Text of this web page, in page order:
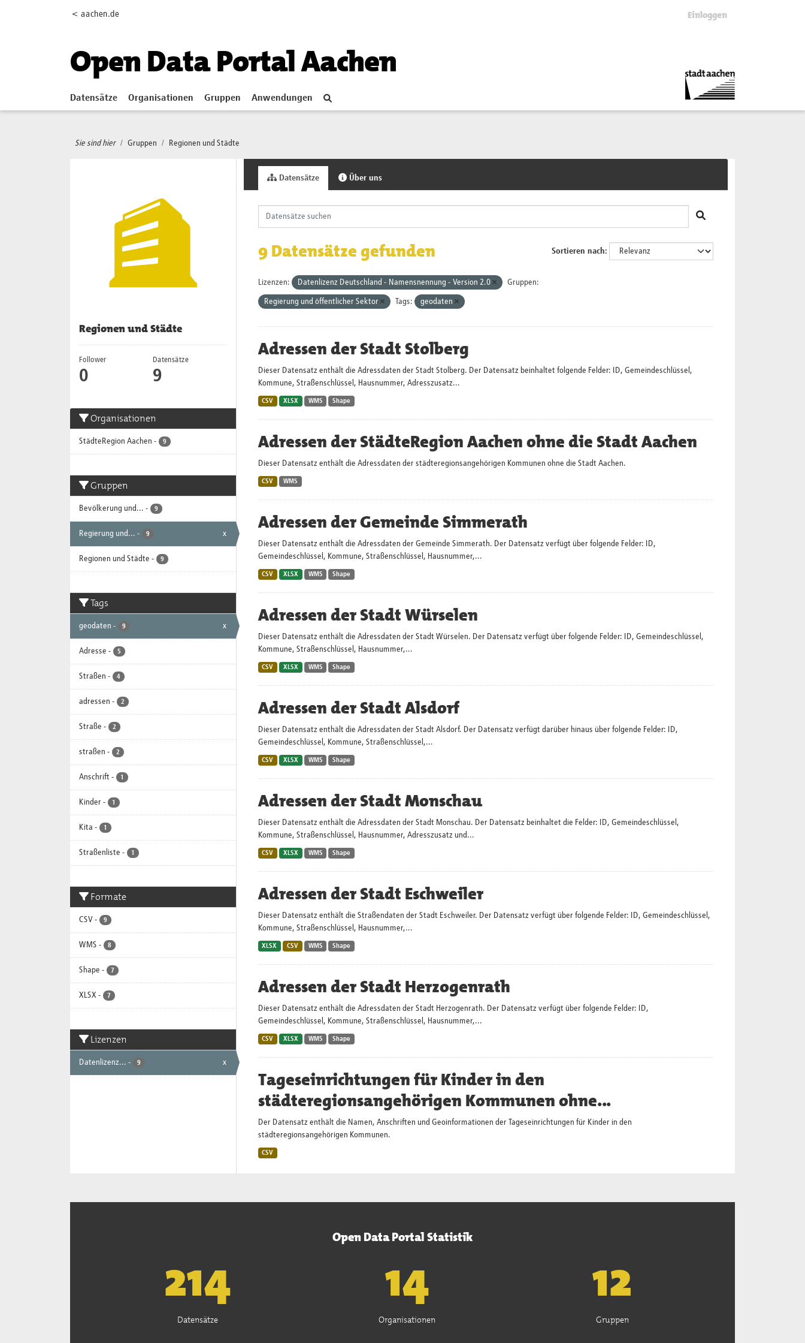
< aachen.de Einloggen
Open Data Portal Aachen
Datensätze Organisationen Gruppen Anwendungen
Sie sind hier Gruppen Regionen und Städte
Regionen und Städte
Follower
0
Datensätze
9
Organisationen
StädteRegion Aachen - 9
Gruppen
Bevölkerung und... - 9
Regierung und... - 9 x
Regionen und Städte - 9
Tags
geodaten - 9 x
Adresse - 5
Straßen - 4
adressen - 2
Straße - 2
straßen - 2
Anschrift - 1
Kinder - 1
Kita - 1
Straßenliste - 1
Formate
CSV - 9
WMS - 8
Shape - 7
XLSX - 7
Lizenzen
Datenlizenz... - 9 x
Datensätze Über uns
Sortieren nach
9 Datensätze gefunden
Lizenzen: Datenlizenz Deutschland - Namensnennung - Version 2.0 Gruppen:
Regierung und öffentlicher Sektor Tags: geodaten
Adressen der Stadt Stolberg
Dieser Datensatz enthält die Adressdaten der Stadt Stolberg. Der Datensatz beinhaltet folgende Felder: ID, Gemeindeschlüssel,
Kommune, Straßenschlüssel, Hausnummer, Adresszusatz...
CSV XLSX WMS Shape
Adressen der StädteRegion Aachen ohne die Stadt Aachen
Dieser Datensatz enthält die Adressdaten der städteregionsangehörigen Kommunen ohne die Stadt Aachen.
CSV WMS
Adressen der Gemeinde Simmerath
Dieser Datensatz enthält die Adressdaten der Gemeinde Simmerath. Der Datensatz verfügt über folgende Felder: ID,
Gemeindeschlüssel, Kommune, Straßenschlüssel, Hausnummer,...
CSV XLSX WMS Shape
Adressen der Stadt Würselen
Dieser Datensatz enthält die Adressdaten der Stadt Würselen. Der Datensatz verfügt über folgende Felder: ID, Gemeindeschlüssel,
Kommune, Straßenschlüssel, Hausnummer,...
CSV XLSX WMS Shape
Adressen der Stadt Alsdorf
Dieser Datensatz enthält die Adressdaten der Stadt Alsdorf. Der Datensatz verfügt darüber hinaus über folgende Felder: ID,
Gemeindeschlüssel, Kommune, Straßenschlüssel,...
CSV XLSX WMS Shape
Adressen der Stadt Monschau
Dieser Datensatz enthält die Adressdaten der Stadt Monschau. Der Datensatz beinhaltet die Felder: ID, Gemeindeschlüssel,
Kommune, Straßenschlüssel, Hausnummer, Adresszusatz und...
CSV XLSX WMS Shape
Adressen der Stadt Eschweiler
Dieser Datensatz enthält die Straßendaten der Stadt Eschweiler. Der Datensatz verfügt über folgende Felder: ID, Gemeindeschlüssel,
Kommune, Straßenschlüssel, Hausnummer,...
XLSX CSV WMS Shape
Adressen der Stadt Herzogenrath
Dieser Datensatz enthält die Adressdaten der Stadt Herzogenrath. Der Datensatz verfügt über folgende Felder: ID,
Gemeindeschlüssel, Kommune, Straßenschlüssel, Hausnummer,...
CSV XLSX WMS Shape
Tageseinrichtungen für Kinder in den
städteregionsangehörigen Kommunen ohne...
Der Datensatz enthält die Namen, Anschriften und Geoinformationen der Tageseinrichtungen für Kinder in den
städteregionsangehörigen Kommunen.
CSV
Open Data Portal Statistik
221
Datensätze
15
Organisationen
13
Gruppen